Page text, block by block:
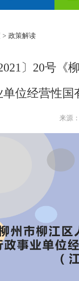
> 政策解读
〕20号
单位经营性国
来源